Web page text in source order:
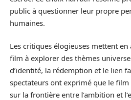
public à questionner leur propre
humaines.
Les critiques élogieuses mettent en
film à explorer des thèmes
d’identité, la rédemption et le lien
spectateurs ont exprimé que le
sur la frontière entre l’ambition et